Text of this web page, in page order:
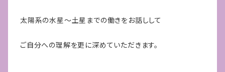
太陽系の水星〜土星までの働きをお話しして
ご自分への理解を更に深めていただきます。